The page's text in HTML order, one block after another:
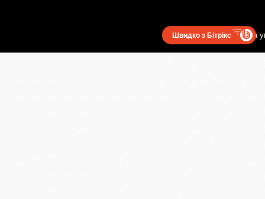
Користувацька
Швидко з Бітрікс